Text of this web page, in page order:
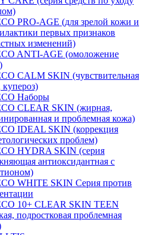
PRO-AGE (для зрелой кожи и
первых признаков
изменений)
ANTI-AGE (омоложение
CALM SKIN (чувствительная
купероз)
Наборы
CLEAR SKIN (жирная,
и проблемная кожа)
IDEAL SKIN (коррекция
проблем)
HYDRA SKIN (серия
антиоксидантная с
WHITE SKIN Серия против
10+ CLEAR SKIN TEEN
подростковая проблемная